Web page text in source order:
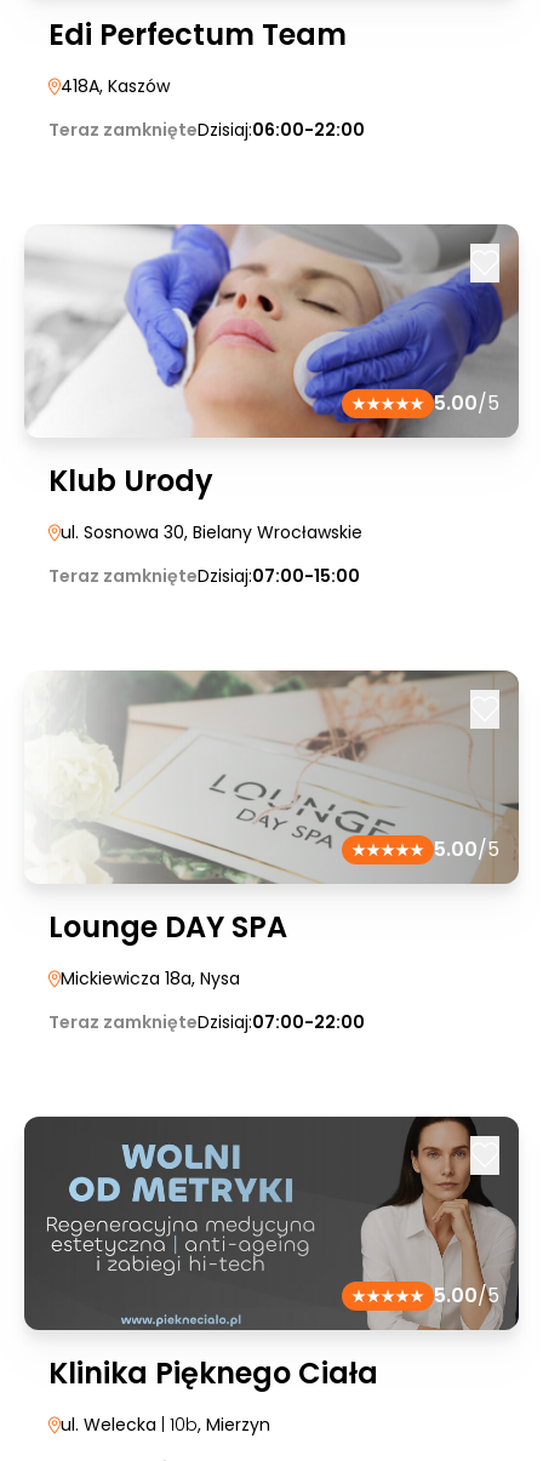
Edi Perfectum Team
418A, Kaszów
Teraz zamknięteDzisiaj:06:00-22:00
5.00/5
Klub Urody
ul. Sosnowa 30, Bielany Wrocławskie
Teraz zamknięteDzisiaj:07:00-15:00
5.00/5
Lounge DAY SPA
Mickiewicza 18a, Nysa
Teraz zamknięteDzisiaj:07:00-22:00
5.00/5
Klinika Pięknego Ciała
ul. Welecka | 10b, Mierzyn